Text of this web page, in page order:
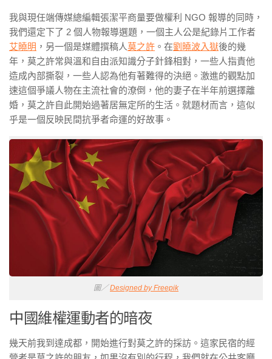
我與現任端傳媒總編輯張潔平商量要做權利 NGO 報導的同時，
我們還定下了 2 個人物報導選題，一個主人公是紀錄片工作者
艾曉明 ，另一個是媒體撰稿人莫之許 。在劉曉波入獄後的幾
年，莫之許常與溫和自由派知識分子針鋒相對，一些人指責他
造成內部撕裂，一些人認為他有著難得的決絕。激進的觀點加
速這個爭議人物在主流社會的潦倒，他的妻子在半年前選擇離
婚，莫之許自此開始過著居無定所的生活。就題材而言，這似
乎是一個反映民間抗爭者命運的好故事。
圖／Designed by Freepik
中國維權運動者的暗夜
幾天前我到達成都，開始進行對莫之許的採訪。這家民宿的經